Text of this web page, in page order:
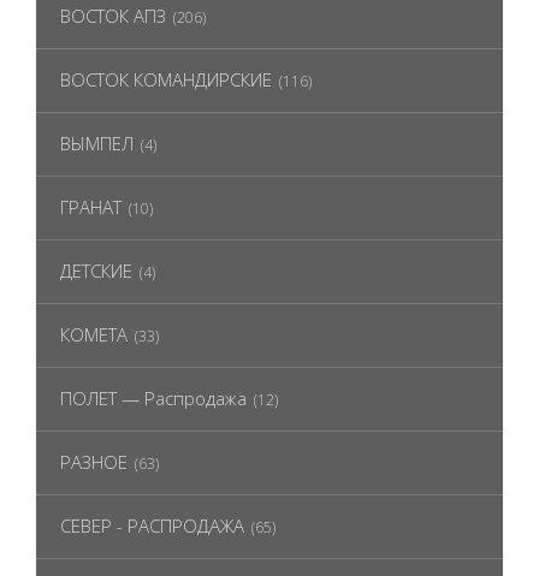
ВОСТОК АПЗ (206)
ВОСТОК КОМАНДИРСКИЕ (116)
ВЫМПЕЛ (4)
ГРАНАТ (10)
ДЕТСКИЕ (4)
КОМЕТА (33)
ПОЛЕТ — Распродажа (12)
РАЗНОЕ (63)
СЕВЕР - РАСПРОДАЖА (65)